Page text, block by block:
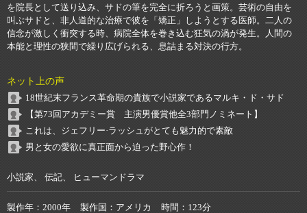
を院長として送り込み、サドの筆を完全に折ろうと画策。芸術の自由を
叫ぶサドと、非人道的な治療で彼を「矯正」しようとする医師。二人の
信念が激しく衝突する時、病院全体を巻き込む狂気の渦が発生。人間の
本能と理性の狭間で繰り広げられる、息詰まる対決の行方。
ネット上の声
18世紀末フランス革命期の貴族で小説家であるマルキ・ド・サド
【第73回アカデミー賞 主演男優賞他全3部門ノミネート】
これは、ジェフリー·ラッシュがとても魅力的で素敵
男と女の愛欲に真正面から迫った野心作！
小説家、 伝記、 ヒューマンドラマ
製作年 2000年 製作国 アメリカ 時間
123分